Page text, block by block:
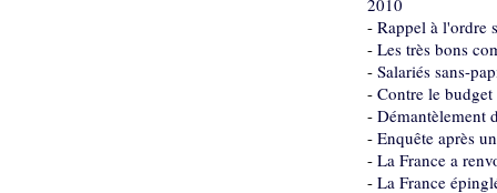
2010
- Rappel à l'ordre
- Les très bons
- Salariés sans-
- Contre le
- Démantèlement
- Enquête après
- La France a
- La France